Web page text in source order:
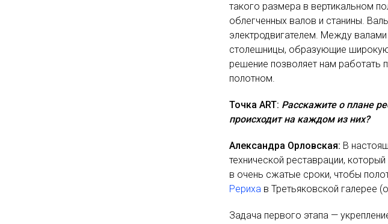
такого размера в вертикальном
облегченных валов и станины.
электродвигателем. Между
столешницы, образующие
решение позволяет нам работать
полотном.
Точка ART: Расскажите о плане
происходит на каждом из них?
Александра Орловская: В
технической реставрации,
в очень сжатые сроки, чтобы
Рериха в Третьяковской галерее
Задача первого этапа —